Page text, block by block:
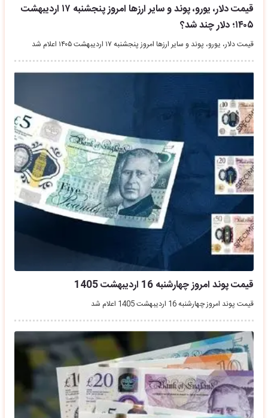
قیمت دلار، یورو، پوند و سایر ارز‌ها امروز پنجشنبه ۱۷ اردیبهشت
۱۴۰۵؛ دلار چند شد؟
قیمت دلار، یورو، پوند و سایر ارز‌ها امروز پنجشنبه ۱۷ اردیبهشت ۱۴۰۵ اعلام شد
قیمت پوند امروز چهارشنبه 16 اردیبهشت 1405
قیمت پوند امروز چهارشنبه 16 اردیبهشت 1405 اعلام شد